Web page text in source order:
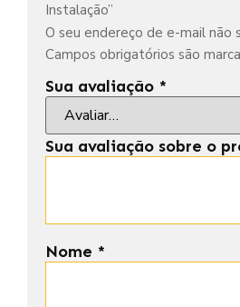
Instalação”
O seu endereço de e-mail não
Campos obrigatórios são
Sua avaliação *
Sua avaliação sobre o
Nome *